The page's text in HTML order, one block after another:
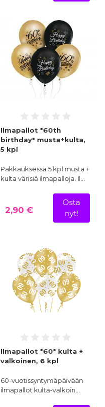
Ilmapallot "60th
birthday" musta+kulta,
5 kpl
Pakkauksessa 5 kpl musta +
kulta värisiä ilmapalloja. Il…
2,90 €
Osta
nyt!
Ilmapallot "60" kulta +
valkoinen, 6 kpl
60-vuotissyntymäpäivään
ilmapallot kulta-valkoin…